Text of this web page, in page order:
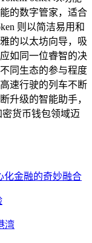
的数字管家，适合
则以简洁易用和
的以太坊向导，吸
如同一位睿智的决
同生态的参与程度
速行驶的列车不断
升级的智能助手，
货币钱包领域迈
化金融的奇妙融合
湾